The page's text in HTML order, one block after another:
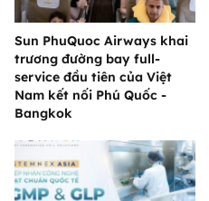
Sun PhuQuoc Airways khai
trương đường bay full-
service đầu tiên của Việt
Nam kết nối Phú Quốc -
Bangkok